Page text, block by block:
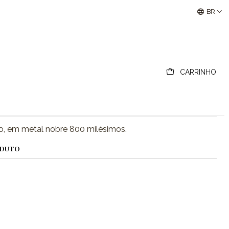
CARRINHO
Buscantiguidades - Leilões Colecionismo e BR
em metal nobre 800 milésimos.